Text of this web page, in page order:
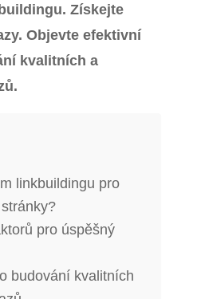
Získejte
Objevte efektivní
kvalitních a
linkbuildingu pro
pro úspěšný
budování kvalitních